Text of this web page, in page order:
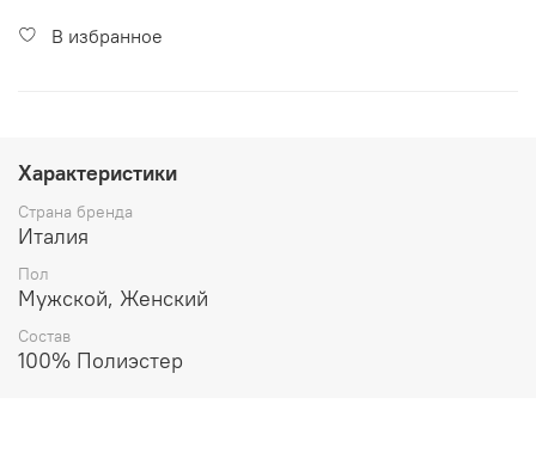
В избранное
Характеристики
Страна бренда
Италия
Пол
Мужской, Женский
Состав
100% Полиэстер